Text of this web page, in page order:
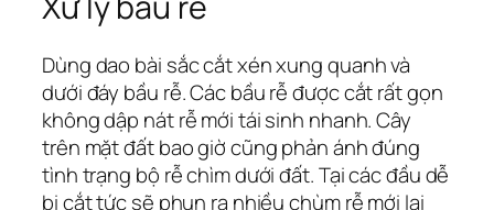
Dùng dao bài sắc cắt xén xung quanh và
dưới đáy bầu rễ. Các bầu rễ được cắt rất gọn
không dập nát rễ mới tái sinh nhanh. Cây
trên mặt đất bao giờ cũng phản ánh đúng
tình trạng bộ rễ chìm dưới đất. Tại các đầu dễ
bị cắt tức sẽ phun ra nhiều chùm rễ mới lại